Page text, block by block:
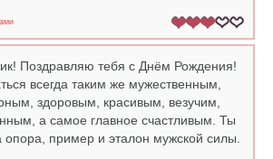
Поздравляю тебя с Днём Рождения!
всегда таким же мужественным,
здоровым, красивым, везучим,
а самое главное счастливым. Ты
опора, пример и эталон мужской силы.